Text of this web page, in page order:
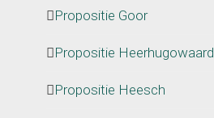
Propositie Goor
Propositie Heerhugowaard
Propositie Heesch